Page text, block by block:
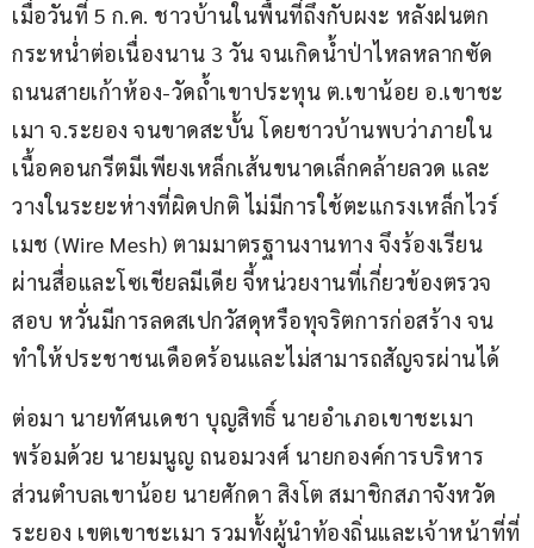
เมื่อวันที่ 5 ก.ค. ชาวบ้านในพื้นที่ถึงกับผงะ หลังฝนตก
กระหน่ำต่อเนื่องนาน 3 วัน จนเกิดน้ำป่าไหลหลากซัด
ถนนสายเก้าห้อง-วัดถ้ำเขาประทุน ต.เขาน้อย อ.เขาชะ
เมา จ.ระยอง จนขาดสะบั้น โดยชาวบ้านพบว่าภายใน
เนื้อคอนกรีตมีเพียงเหล็กเส้นขนาดเล็กคล้ายลวด และ
วางในระยะห่างที่ผิดปกติ ไม่มีการใช้ตะแกรงเหล็กไวร์
เมช (Wire Mesh) ตามมาตรฐานงานทาง จึงร้องเรียน
ผ่านสื่อและโซเชียลมีเดีย จี้หน่วยงานที่เกี่ยวข้องตรวจ
สอบ หวั่นมีการลดสเปกวัสดุหรือทุจริตการก่อสร้าง จน
ทำให้ประชาชนเดือดร้อนและไม่สามารถสัญจรผ่านได้
ต่อมา นายทัศนเดชา บุญสิทธิ์ นายอำเภอเขาชะเมา
พร้อมด้วย นายมนูญ ถนอมวงศ์ นายกองค์การบริหาร
ส่วนตำบลเขาน้อย นายศักดา สิงโต สมาชิกสภาจังหวัด
ระยอง เขตเขาชะเมา รวมทั้งผู้นำท้องถิ่นและเจ้าหน้าที่ที่